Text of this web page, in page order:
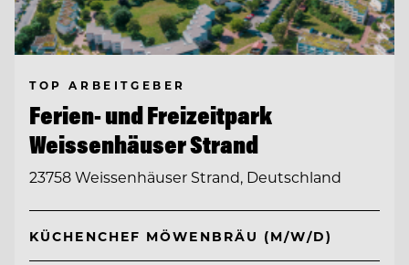
TOP ARBEITGEBER
Ferien- und Freizeitpark
Weissenhäuser Strand
23758 Weissenhäuser Strand, Deutschland
KÜCHENCHEF MÖWENBRÄU (M/W/D)